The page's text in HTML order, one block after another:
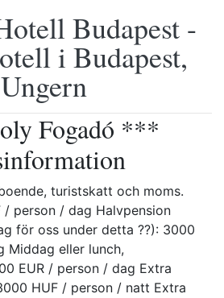
Budapest -
i Budapest,
Ungern
Fogadó ***
turistskatt och moms.
/ person / dag Halvpension
för oss under detta ??): 3000
Middag eller lunch,
EUR / person / dag Extra
HUF / person / natt Extra